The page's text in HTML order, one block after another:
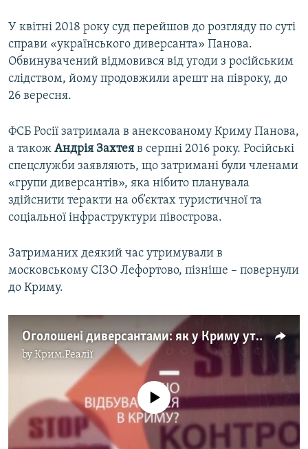
У квітні 2018 року суд перейшов до розгляду по суті
справи «українського диверсанта» Панова.
Обвинувачений відмовився від угоди з російським
слідством, йому продовжили арешт на півроку, до
26 вересня.
ФСБ Росії затримала в анексованому Криму Панова,
а також Андрія Захтея в серпні 2016 року. Російські
спецслужби заявляють, що затримані були членами
«групи диверсантів», яка нібито планувала
здійснити теракти на об’єктах туристичної та
соціальної інфраструктури півострова.
Затриманих деякий час утримували в
московському СІЗО Лефортово, пізніше – повернули
до Криму.
Оголошені диверсантами: як у Криму утримують Панова і Захтея | Крим.Реалії ТБ (відео)
byКрим.Реалії
No media source currently available